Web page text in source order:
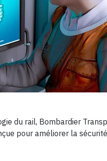
du rail, Bombardier
pour améliorer la